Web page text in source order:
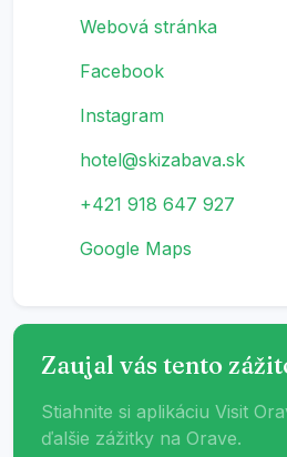
Webová stránka
Facebook
Instagram
hotel@skizabava.sk
+421 918 647 927
Google Maps
Zaujal vás tento
Stiahnite si aplikáciu Visit
ďalšie zážitky na Orave.